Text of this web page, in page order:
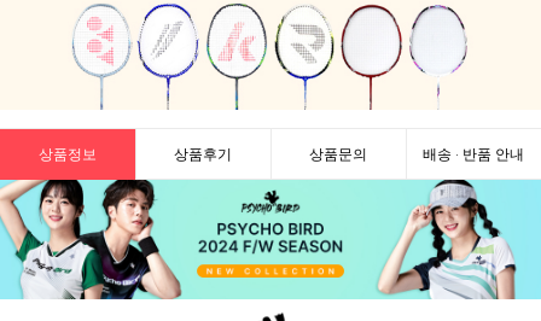
상품정보 상품후기 상품문의 배송 · 반품 안내